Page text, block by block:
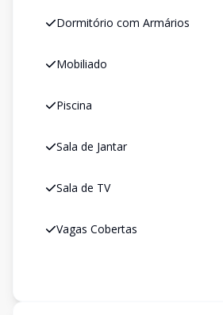
Dormitório com Armários
Mobiliado
Piscina
Sala de Jantar
Sala de TV
Vagas Cobertas